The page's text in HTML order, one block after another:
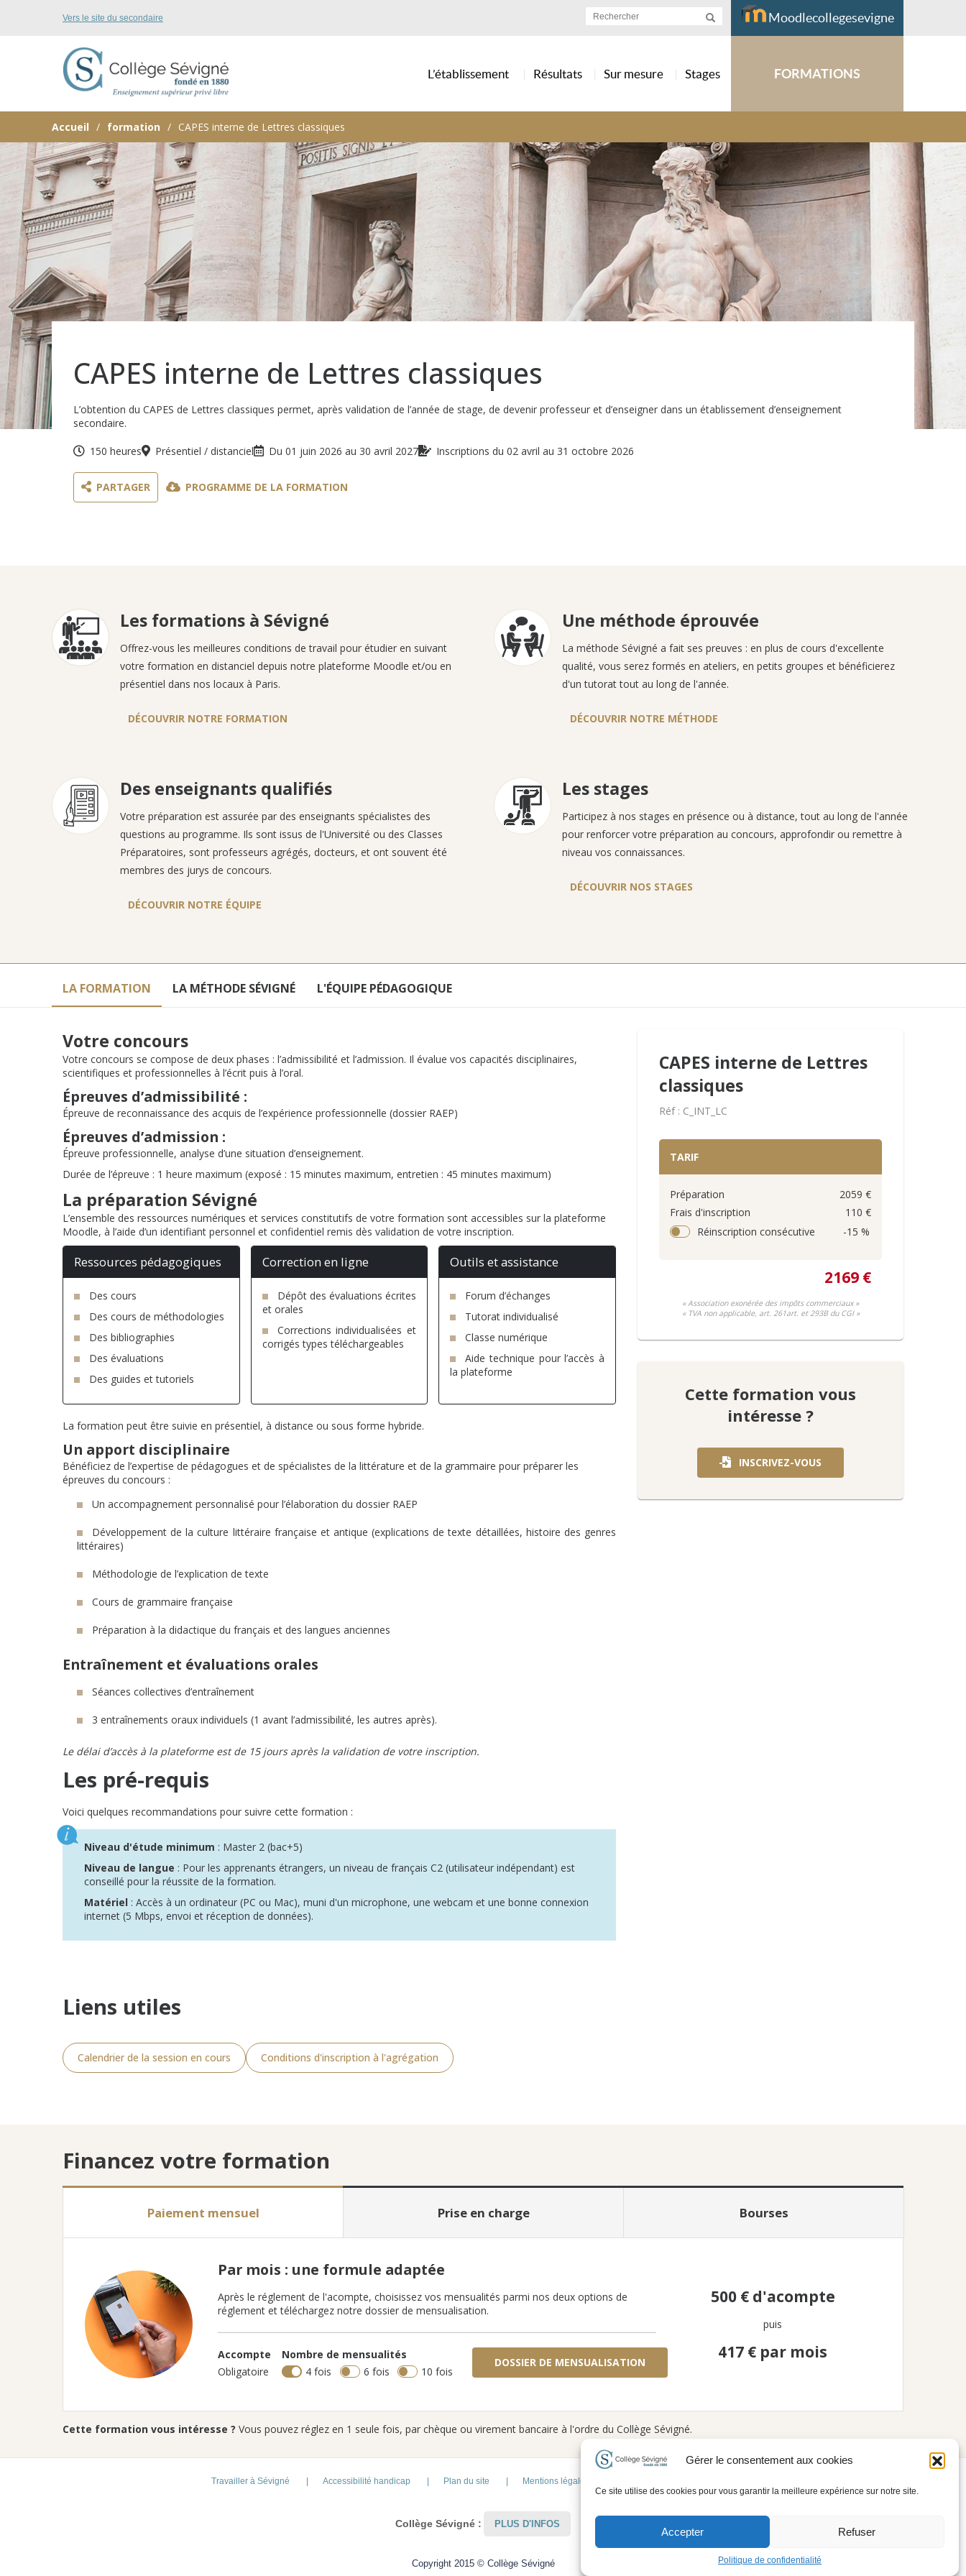
Gérer le consentement aux cookies
Ce site utilise des cookies pour vous garantir la meilleure expérience sur notre site.
Accepter Refuser
Politique de confidentialité
Vers le site du secondaire
L’établissement Résultats Sur mesure Stages
Moodlecollegesevigne
FORMATIONS
Accueil formation CAPES interne de Lettres classiques
CAPES interne de Lettres classiques
L’obtention du CAPES de Lettres classiques permet, après validation de l’année de stage, de devenir professeur et d’enseigner dans un établissement d’enseignement
secondaire.
150 heures Présentiel / distanciel Du 01 juin 2026 au 30 avril 2027 Inscriptions du 02 avril au 31 octobre 2026
PARTAGER PROGRAMME DE LA FORMATION
Les formations à Sévigné
Offrez-vous les meilleures conditions de travail pour étudier en suivant
votre formation en distanciel depuis notre plateforme Moodle et/ou en
présentiel dans nos locaux à Paris.
DÉCOUVRIR NOTRE FORMATION
Une méthode éprouvée
La méthode Sévigné a fait ses preuves : en plus de cours d'excellente
qualité, vous serez formés en ateliers, en petits groupes et bénéficierez
d'un tutorat tout au long de l'année.
DÉCOUVRIR NOTRE MÉTHODE
Des enseignants qualifiés
Votre préparation est assurée par des enseignants spécialistes des
questions au programme. Ils sont issus de l'Université ou des Classes
Préparatoires, sont professeurs agrégés, docteurs, et ont souvent été
membres des jurys de concours.
DÉCOUVRIR NOTRE ÉQUIPE
Les stages
Participez à nos stages en présence ou à distance, tout au long de l'année
pour renforcer votre préparation au concours, approfondir ou remettre à
niveau vos connaissances.
DÉCOUVRIR NOS STAGES
LA FORMATION LA MÉTHODE SÉVIGNÉ L'ÉQUIPE PÉDAGOGIQUE
Votre concours
Votre concours se compose de deux phases : l’admissibilité et l’admission. Il évalue vos capacités disciplinaires,
scientifiques et professionnelles à l’écrit puis à l’oral.
Épreuves d’admissibilité :
Épreuve de reconnaissance des acquis de l’expérience professionnelle (dossier RAEP)
Épreuves d’admission :
Épreuve professionnelle, analyse d’une situation d’enseignement.
Durée de l’épreuve : 1 heure maximum (exposé : 15 minutes maximum, entretien : 45 minutes maximum)
La préparation Sévigné
L’ensemble des ressources numériques et services constitutifs de votre formation sont accessibles sur la plateforme
Moodle, à l’aide d’un identifiant personnel et confidentiel remis dès validation de votre inscription.
Ressources pédagogiques
Des cours
Des cours de méthodologies
Des bibliographies
Des évaluations
Des guides et tutoriels
Correction en ligne
Dépôt des évaluations écrites
et orales
Corrections individualisées et
corrigés types téléchargeables
Outils et assistance
Forum d’échanges
Tutorat individualisé
Classe numérique
Aide technique pour l’accès à
la plateforme
La formation peut être suivie en présentiel, à distance ou sous forme hybride.
Un apport disciplinaire
Bénéficiez de l’expertise de pédagogues et de spécialistes de la littérature et de la grammaire pour préparer les
épreuves du concours :
Un accompagnement personnalisé pour l’élaboration du dossier RAEP
Développement de la culture littéraire française et antique (explications de texte détaillées, histoire des genres
littéraires)
Méthodologie de l’explication de texte
Cours de grammaire française
Préparation à la didactique du français et des langues anciennes
Entraînement et évaluations orales
Séances collectives d’entraînement
3 entraînements oraux individuels (1 avant l’admissibilité, les autres après).
Le délai d’accès à la plateforme est de 15 jours après la validation de votre inscription.
Les pré-requis
Voici quelques recommandations pour suivre cette formation :
Niveau d'étude minimum : Master 2 (bac+5)
Niveau de langue : Pour les apprenants étrangers, un niveau de français C2 (utilisateur indépendant) est
conseillé pour la réussite de la formation.
Matériel : Accès à un ordinateur (PC ou Mac), muni d'un microphone, une webcam et une bonne connexion
internet (5 Mbps, envoi et réception de données).
Liens utiles
Calendrier de la session en cours Conditions d'inscription à l'agrégation
CAPES interne de Lettres
classiques
Réf : C_INT_LC
TARIF
Préparation
2059 €
Frais d'inscription
110 €
Réinscription consécutive
-15 %
2169 €
« Association exonérée des impôts commerciaux »
« TVA non applicable, art. 261art. et 293B du CGI »
Cette formation vous
intéresse ?
INSCRIVEZ-VOUS
Financez votre formation
Paiement mensuel Prise en charge Bourses
Par mois : une formule adaptée
Après le réglement de l'acompte, choisissez vos mensualités parmi nos deux options de
réglement et téléchargez notre dossier de mensualisation.
Accompte
Obligatoire
Nombre de mensualités
4 fois
6 fois 10 fois
DOSSIER DE MENSUALISATION
500 €d'acompte
puis
417 € par mois
Cette formation vous intéresse ? Vous pouvez réglez en 1 seule fois, par chèque ou virement bancaire à l'ordre du Collège Sévigné.
Travailler à Sévigné Accessibilité handicap Plan du site Mentions légales et Conditions d’Utilisation
Collège Sévigné : PLUS D'INFOS
Copyright 2015 © Collège Sévigné